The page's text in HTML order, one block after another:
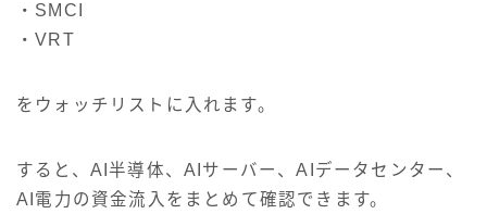
・SMCI
・VRT
をウォッチリストに入れます。
すると、AI半導体、AIサーバー、AIデータセンター、
AI電力の資金流入をまとめて確認できます。